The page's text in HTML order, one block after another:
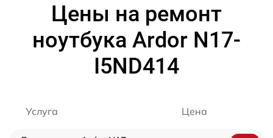
Цены на ремонт
ноутбука Ardor N17-
I5ND414
Услуга Цена